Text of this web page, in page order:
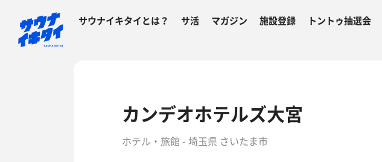
サウナイキタイとは？ サ活 マガジン 施設登録 トントゥ抽選会
カンデオホテルズ大宮
ホテル・旅館 - 埼玉県 さいたま市